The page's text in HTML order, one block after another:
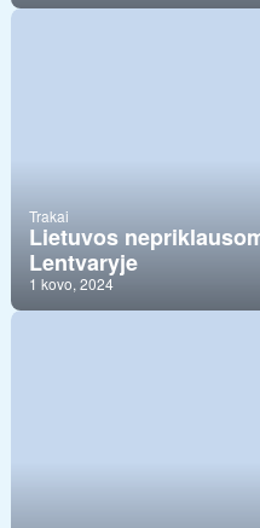
Trakai
Lietuvos
Lentvaryje
1 kovo, 2024